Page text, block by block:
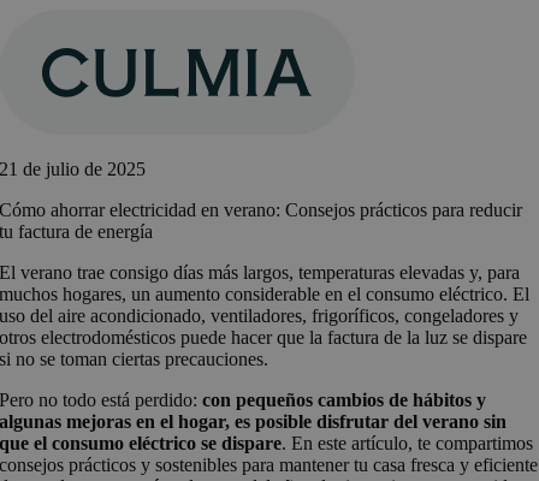
contenido
21 de julio de 2025
Cómo ahorrar electricidad en verano: Consejos prácticos para reducir
tu factura de energía
El verano trae consigo días más largos, temperaturas elevadas y, para
muchos hogares, un aumento considerable en el consumo eléctrico. El
uso del aire acondicionado, ventiladores, frigoríficos, congeladores y
otros electrodomésticos puede hacer que la factura de la luz se dispare
si no se toman ciertas precauciones.
Pero no todo está perdido:con pequeños cambios de hábitos y
algunas mejoras en el hogar, es posible disfrutar del verano sin
que el consumo eléctrico se dispare. En este artículo, te compartimos
consejos prácticos y sostenibles para mantener tu casa fresca y eficiente